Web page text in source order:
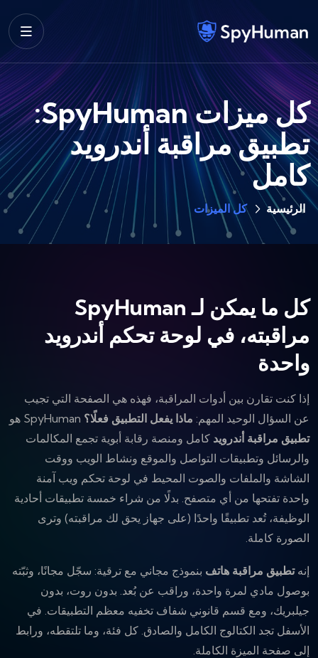
كل ميزات SpyHuman:
تطبيق مراقبة أندرويد
كامل
الرئيسية كل الميزات
كل ما يمكن لـ SpyHuman
مراقبته، في لوحة تحكم أندرويد
واحدة
إذا كنت تقارن بين أدوات المراقبة، فهذه هي الصفحة التي تجيب
عن السؤال الوحيد المهم: ماذا يفعل التطبيق فعلًا؟
تطبيق مراقبة أندرويد كامل ومنصة رقابة أبوية تجمع المكالمات
والرسائل وتطبيقات التواصل والموقع ونشاط الويب ووقت
الشاشة والملفات والصوت المحيط في لوحة تحكم ويب آمنة
واحدة تفتحها من أي متصفح. بدلًا من شراء خمسة تطبيقات أحادية
الوظيفة، تُعد تطبيقًا واحدًا (على جهاز يحق لك مراقبته) وترى
الصورة كاملة.
إنهتطبيق مراقبة هاتف بنموذج مجاني مع ترقية: سجّل مجانًا، وثبّته
بوصول مادي لمرة واحدة، وراقب عن بُعد. بدون روت، بدون
جيلبريك، ومع قسم قانوني شفاف تخفيه معظم التطبيقات. في
الأسفل تجد الكتالوج الكامل والصادق. كل فئة، وما تلتقطه، ورابط
إلى صفحة الميزة الكاملة.